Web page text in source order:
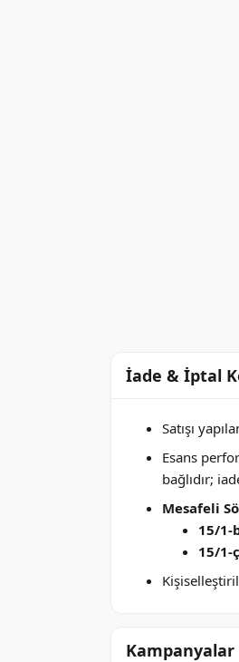
İade & İptal
Satışı
Esans
bağlıdır;
Mesafeli
15/1-
15/1-ç
Kampanyalar